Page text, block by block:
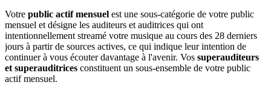
Votre public actif mensuel est une sous-catégorie de votre public
mensuel et désigne les auditeurs et auditrices qui ont
intentionnellement streamé votre musique au cours des 28 derniers
jours à partir de sources actives, ce qui indique leur intention de
continuer à vous écouter davantage à l'avenir. Vos superauditeurs
et superauditrices constituent un sous-ensemble de votre public
actif mensuel.